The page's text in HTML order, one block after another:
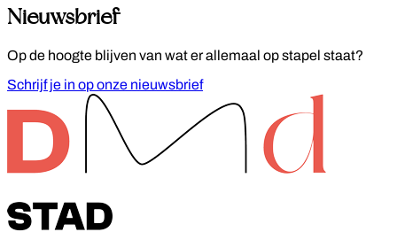
Nieuwsbrief
Op de hoogte blijven van wat er allemaal op stapel staat?
Schrijf je in op onze nieuwsbrief